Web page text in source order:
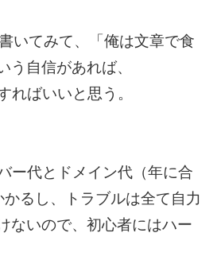
いてみて、「俺は文章で食
う自信があれば、
ればいいと思う。
ー代とドメイン代（年に合
るし、トラブルは全て自力
ないので、初心者にはハー